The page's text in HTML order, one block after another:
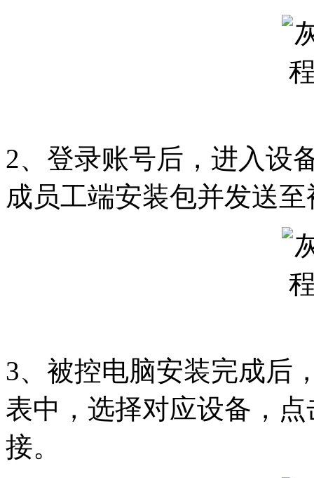
2、登录账号后，进入设
成员工端安装包并发送
3、被控电脑安装完成后
表中，选择对应设备，
接。